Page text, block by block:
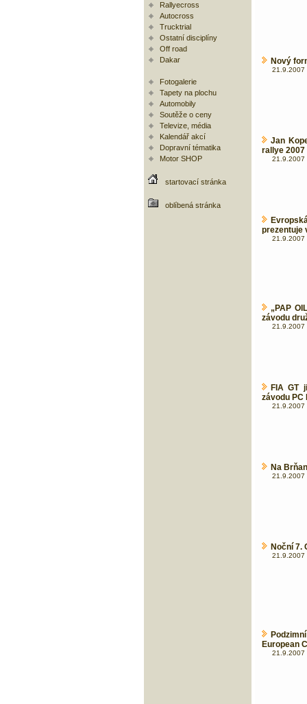
Rallyecross
Autocross
Trucktrial
Ostatní disciplíny
Off road
Dakar
Fotogalerie
Tapety na plochu
Automobily
Soutěže o ceny
Televize, média
Kalendář akcí
Dopravní tématika
Motor SHOP
startovací stránka
oblíbená stránka
Nový
21.9.2007
Jan
rallye 2007
21.9.2007
prezentuje
21.9.2007
„PAP
závodu
21.9.2007
FIA GT
závodu PC
21.9.2007
Na
21.9.2007
Noční 7.
21.9.2007
European
21.9.2007